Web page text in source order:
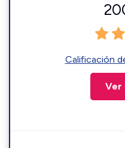
Calificación
Ver